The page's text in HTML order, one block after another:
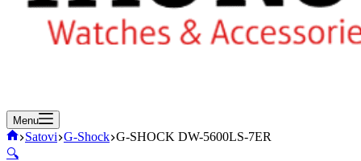
Menu
Početna
Satovi G-Shock G-SHOCK DW-5600LS-7ER
🔍